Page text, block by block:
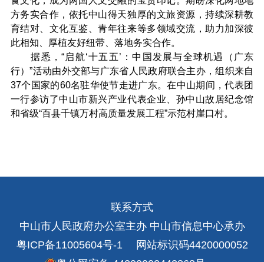
方务实合作，依托中山得天独厚的文旅资源，持续深耕教
育结对、文化互鉴、青年往来等多领域交流，助力加深彼
此相知、厚植友好纽带、落地务实合作。
据悉，“启航‘十五五’：中国发展与全球机遇（广东
行）”活动由外交部与广东省人民政府联合主办，组织来自
37个国家的60名驻华使节走进广东。在中山期间，代表团
一行参访了中山市新兴产业代表企业、孙中山故居纪念馆
和省级“百县千镇万村高质量发展工程”示范村崖口村。
联系方式
中山市人民政府办公室主办 中山市信息中心承办
粤ICP备11005604号-1
网站标识码4420000052